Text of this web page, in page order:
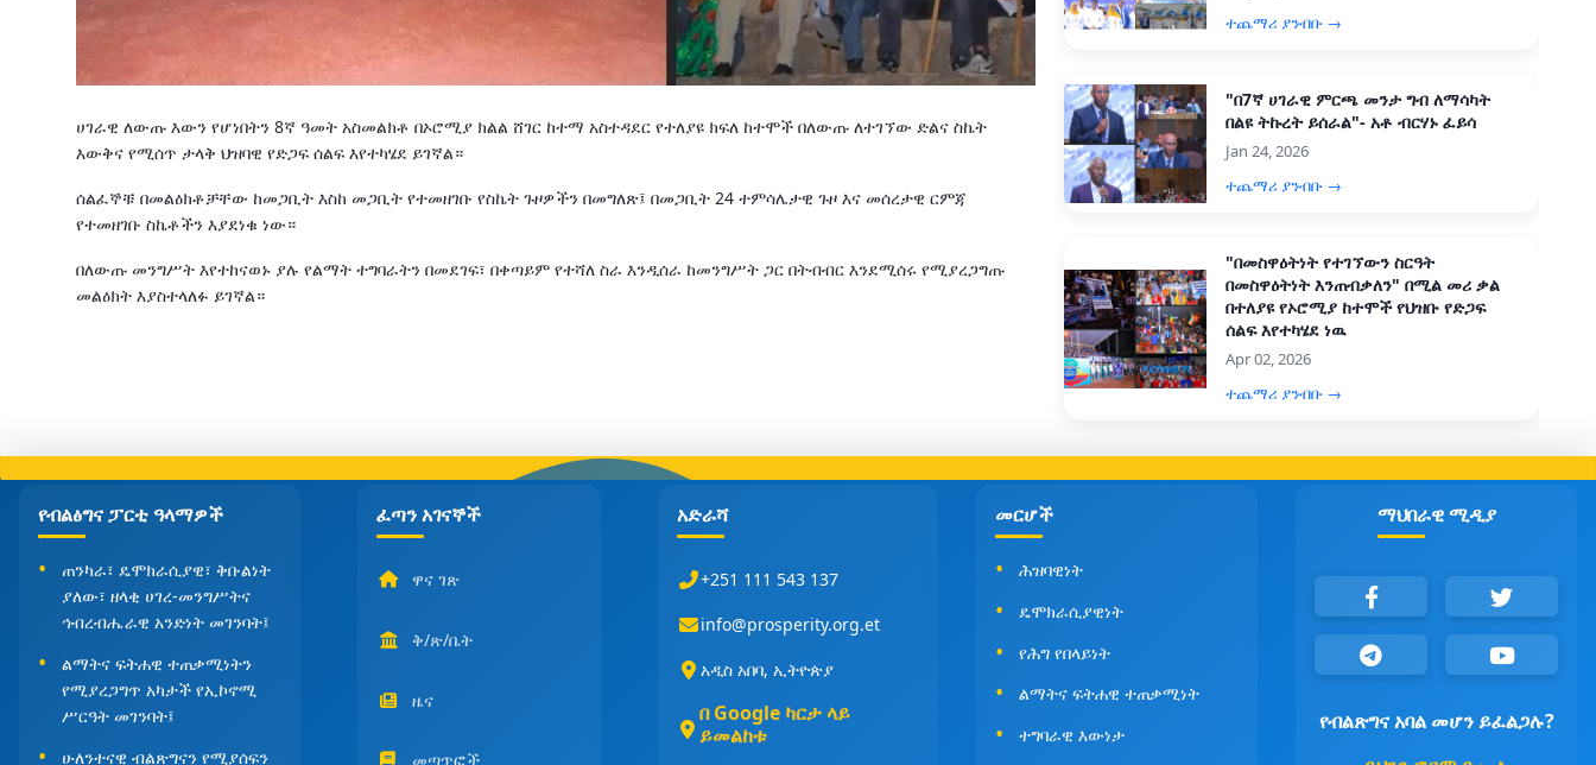
ሀገራዊ ለውጡ እውን የሆነበትን 8ኛ ዓመት አስመልክቶ በኦሮሚያ ክልል ሸገር ከተማ አስተዳደር የተለያዩ ክፍለ ከተሞች በለውጡ ለተገኘው ድልና ስኬት
እውቅና የሚሰጥ ታላቅ ህዝባዊ የድጋፍ ሰልፍ እየተካሄደ ይገኛል።
ሰልፈኞቹ በመልዕክቶቻቸው ከመጋቢት እስከ መጋቢት የተመዘገቡ የስኬት ጉዞዎችን በመግለጽ፤ በመጋቢት 24 ተምሳሌታዊ ጉዞ እና መሰረታዊ ርምጃ
የተመዘገቡ ስኬቶችን እያደነቁ ነው።
በለውጡ መንግሥት እየተከናወኑ ያሉ የልማት ተግባራትን በመደገፍ፣ በቀጣይም የተሻለ ስራ እንዲሰራ ከመንግሥት ጋር በትብብር እንደሚሰሩ የሚያረጋግጡ
መልዕክት እያስተላለፉ ይገኛል።
ተጨማሪ ያንብቡ →
"በ7ኛ ሀገራዊ ምርጫ መንታ ግብ ለማሳካት
በልዩ ትኩረት ይሰራል"- አቶ ብርሃኑ ፈይሳ
Jan 24, 2026
ተጨማሪ ያንብቡ →
"በመስዋዕትነት የተገኘውን ስርዓት
በመስዋዕትነት እንጠብቃለን" በሚል መሪ ቃል
በተለያዩ የኦሮሚያ ከተሞች የህዝቡ የድጋፍ
ሰልፍ እየተካሄደ ነዉ
Apr 02, 2026
ተጨማሪ ያንብቡ →
የብልፅግና ፓርቲ ዓላማዎች
ጠንካራ፣ ዴሞክራሲያዊ፣ ቅቡልነት
ያለው፣ ዘላቂ ሀገረ-መንግሥትና
ኅብረብሔራዊ አንድነት መገንባት፤
ልማትና ፍትሐዊ ተጠቃሚነትን
የሚያረጋግጥ አካታች የኢኮኖሚ
ሥርዓት መገንባት፤
ሁለንተናዊ ብልጽግናን የሚያሰፍን
ፈጣን አገናኞች
ዋና ገጽ
ቅ/ጽ/ቤት
ዜና
መጣጥፎች
አድራሻ
+251 111 543 137
info@prosperity.org.et
አዲስ አበባ, ኢትዮጵያ
በ Google ካርታ ላይ
ይመልከቱ
መርሆች
ሕዝባዊነት
ዴሞክራሲያዊነት
የሕግ የበላይነት
ልማትና ፍትሐዊ ተጠቃሚነት
ተግባራዊ እውነታ
ማህበራዊ ሚዲያ
የብልጽግና አባል መሆን ይፈልጋሉ?